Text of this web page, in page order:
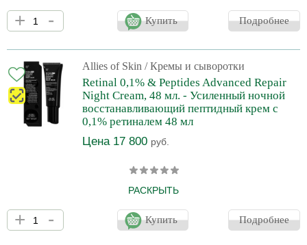
Многозадачный увлажняющий крем обогащен ретинальдегидом
пролонгированного действия, пептидами, антиоксидантами и
органическими маслами. Интенсивно увлажняет, осветляет и
особенно для тусклой и с признаками старения. При первом
применении: Кожа получает превосходное пролонгированное
увлажнение. При постоянном применении: Уменьшает признаки
старения, разглаживает и укрепляет кожу. Улучшае
+ - Купить Подробнее
Allies of Skin / Кремы и сыворотки
Retinal 0,1% & Peptides Advanced Repair
Night Cream, 48 мл. - Усиленный ночной
восстанавливающий пептидный крем с
0,1% ретиналем 48 мл
Цена 17 800 руб.
РАСКРЫТЬ
Многозадачный увлажняющий крем обогащен ретинальдегидом
пролонгированного действия, пептидами, антиоксидантами и
органическими маслами. Интенсивно увлажняет, осветляет и
+ - Купить Подробнее